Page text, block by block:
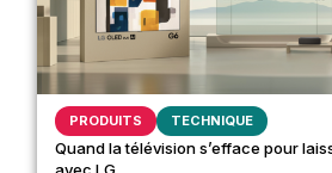
PRODUITS TECHNIQUE
Quand la télévision s’efface pour
avec LG